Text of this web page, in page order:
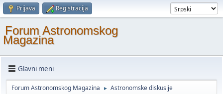
Prijava Registracija
Forum Astronomskog
Magazina
Glavni meni
Forum Astronomskog Magazina ► Astronomske diskusije